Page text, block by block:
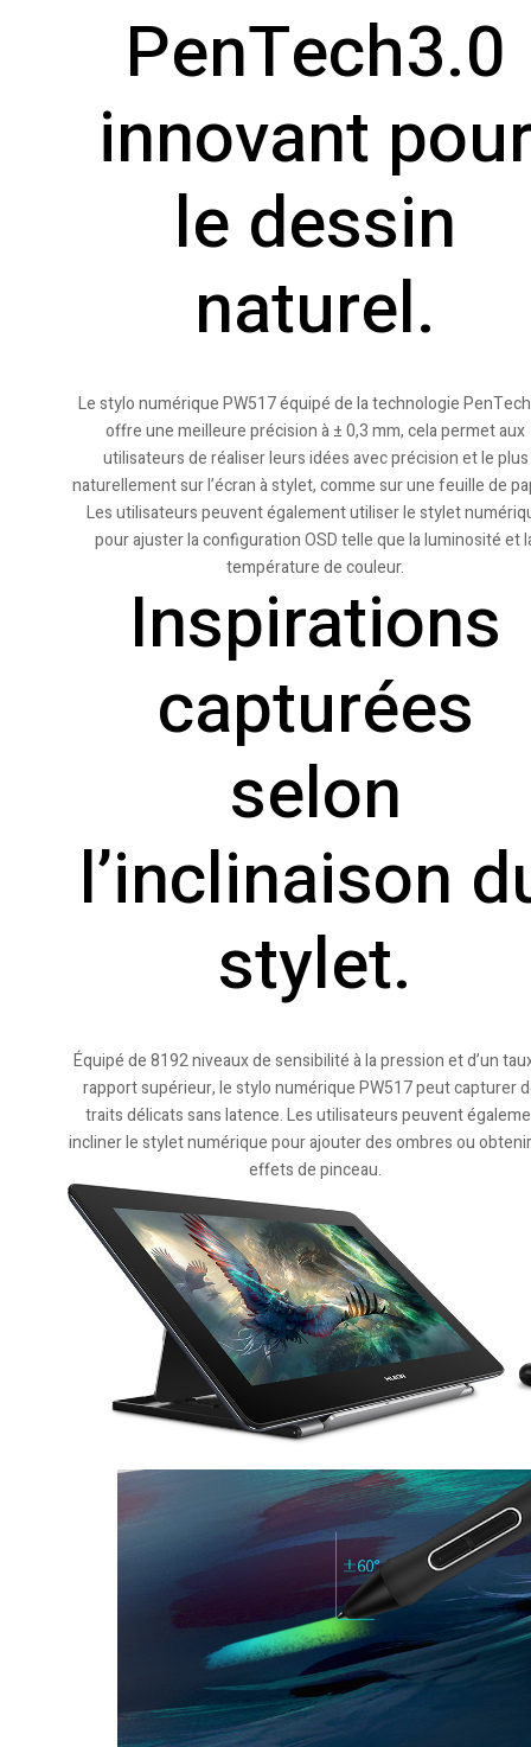
PenTech3.0
innovant
le dessin
naturel.
Le stylo numérique PW517 équipé de la technologie
offre une meilleure précision à ± 0,3 mm, cela permet aux
utilisateurs de réaliser leurs idées avec précision et le plus
naturellement sur l’écran à stylet, comme sur une feuille de
Les utilisateurs peuvent également utiliser le stylet
pour ajuster la configuration OSD telle que la luminosité et
température de couleur.
Inspirations
capturées
selon
l’inclinaison
stylet.
Équipé de 8192 niveaux de sensibilité à la pression et d’un
rapport supérieur, le stylo numérique PW517 peut capturer
traits délicats sans latence. Les utilisateurs peuvent
incliner le stylet numérique pour ajouter des ombres ou
effets de pinceau.